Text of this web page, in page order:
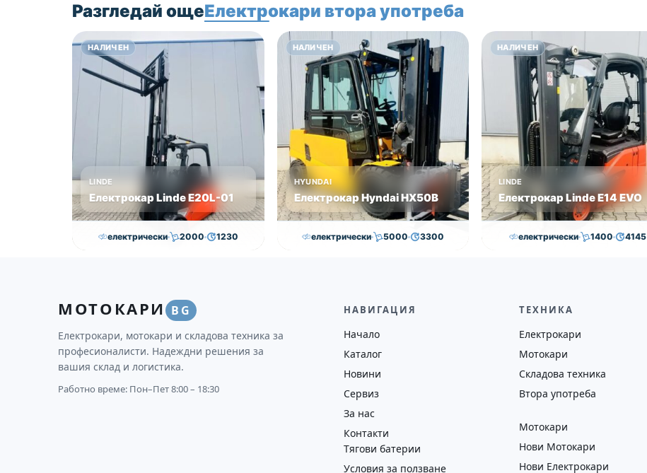
Цена: 9500 лв без
ДДС!
Разгледай ощеЕлектрокари втора употреба
НАЛИЧЕН
LINDE
Електрокар Linde Е20L-01
електрически 2000 1230
3145 2011 втора употреба
НАЛИЧЕН
HYUNDAI
Електрокар Hyndai HX50B
електрически 5000 3300
2018 втора употреба
НАЛИЧЕН
LINDE
Електрокар Linde E14 EVO
електрически 1400 4145
2019
МОТОКАРИ BG
Електрокари, мотокари и складова техника за
професионалисти. Надеждни решения за
вашия склад и логистика.
Работно време: Пон–Пет 8:00 – 18:30
НАВИГАЦИЯ
Начало
Каталог
Новини
Сервиз
За нас
Контакти
Тягови батерии
Условия за ползване
ТЕХНИКА
Електрокари
Мотокари
Складова техника
Втора употреба
Мотокари
Нови Мотокари
Нови Електрокари